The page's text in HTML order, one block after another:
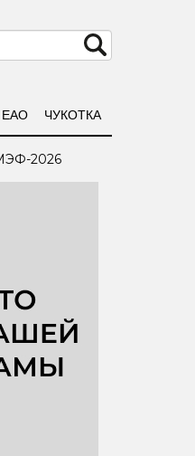
ЕАО ЧУКОТКА
2026